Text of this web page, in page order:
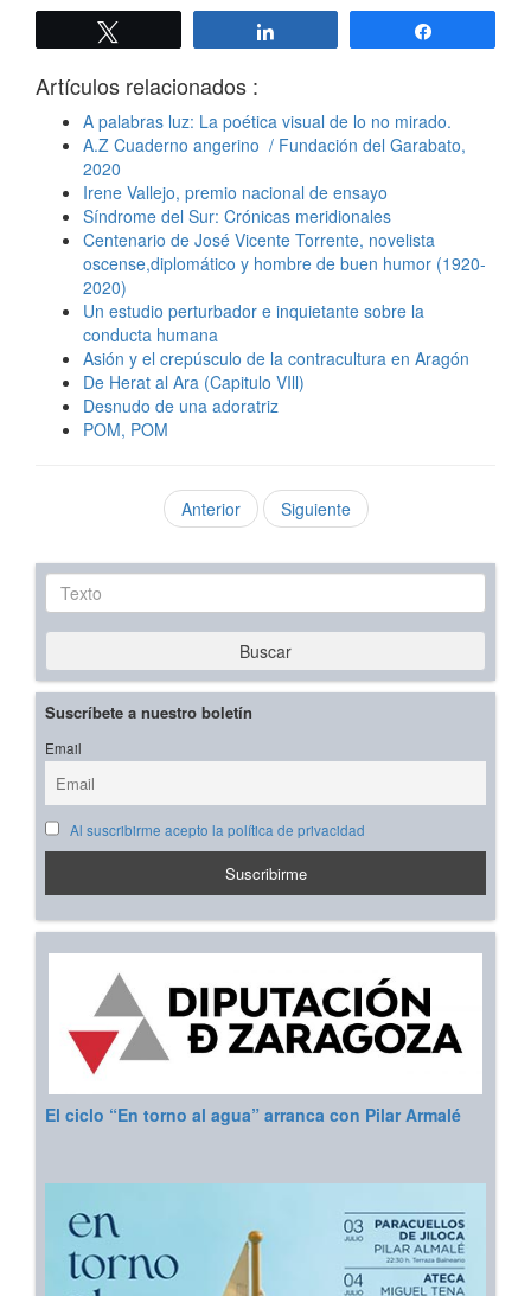
Artículos relacionados :
A palabras luz: La poética visual de lo no mirado.
A.Z Cuaderno angerino / Fundación del Garabato,
2020
Irene Vallejo, premio nacional de ensayo
Síndrome del Sur: Crónicas meridionales
Centenario de José Vicente Torrente, novelista
oscense,diplomático y hombre de buen humor (1920-
2020)
Un estudio perturbador e inquietante sobre la
conducta humana
Asión y el crepúsculo de la contracultura en Aragón
De Herat al Ara (Capitulo VIll)
Desnudo de una adoratriz
POM, POM
Anterior Siguiente
Texto
Buscar
Suscríbete a nuestro boletín
Email
Al suscribirme acepto la política de privacidad
El ciclo “En torno al agua” arranca con Pilar Armalé